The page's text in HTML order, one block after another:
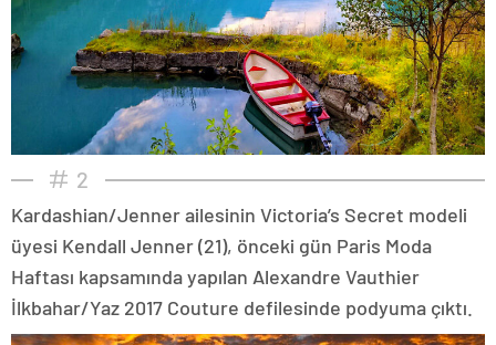
2
Kardashian/Jenner ailesinin Victoria’s Secret modeli
üyesi Kendall Jenner (21), önceki gün Paris Moda
Haftası kapsamında yapılan Alexandre Vauthier
İlkbahar/Yaz 2017 Couture defilesinde podyuma çıktı.